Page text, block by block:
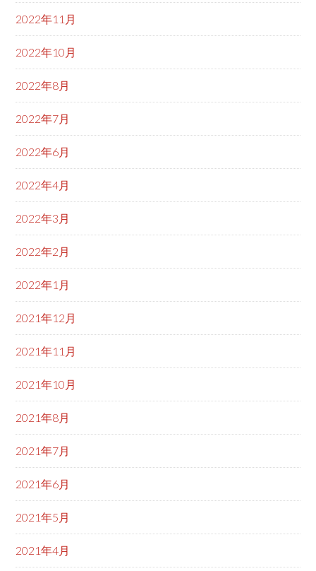
2022年11月
2022年10月
2022年8月
2022年7月
2022年6月
2022年4月
2022年3月
2022年2月
2022年1月
2021年12月
2021年11月
2021年10月
2021年8月
2021年7月
2021年6月
2021年5月
2021年4月